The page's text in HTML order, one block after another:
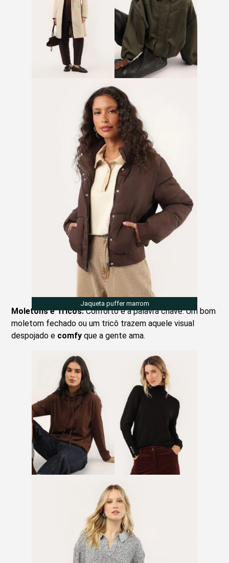
Jaqueta puffer marrom
Moletons e Tricôs:Conforto é a palavra chave. Um bom
moletom fechado ou um tricô trazem aquele visual
despojado e comfyque a gente ama.